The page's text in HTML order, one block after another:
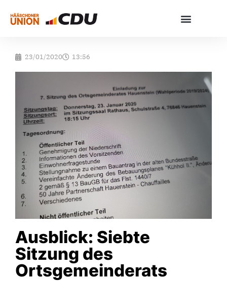
23/01/2020 13:56
Ausblick: Siebte
Sitzung des
Ortsgemeinderats